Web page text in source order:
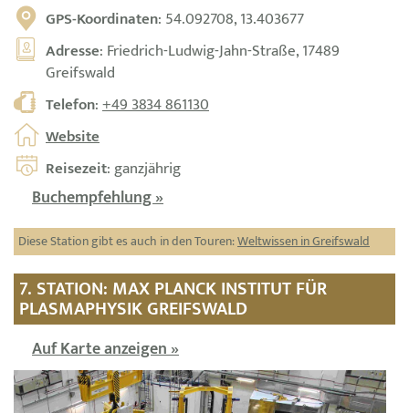
GPS-Koordinaten: 54.092708, 13.403677
Adresse: Friedrich-Ludwig-Jahn-Straße, 17489
Greifswald
Telefon:+49 3834 861130
Website
Reisezeit: ganzjährig
Buchempfehlung »
Diese Station gibt es auch in den Touren:Weltwissen in Greifswald
7. STATION: MAX PLANCK INSTITUT FÜR
PLASMAPHYSIK GREIFSWALD
Auf Karte anzeigen »